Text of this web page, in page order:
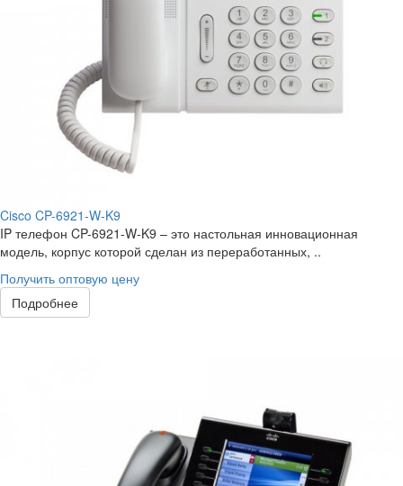
Cisco CP-6921-W-K9
IP телефон CP-6921-W-K9 – это настольная инновационная
модель, корпус которой сделан из переработанных, ..
Получить оптовую цену
Подробнее